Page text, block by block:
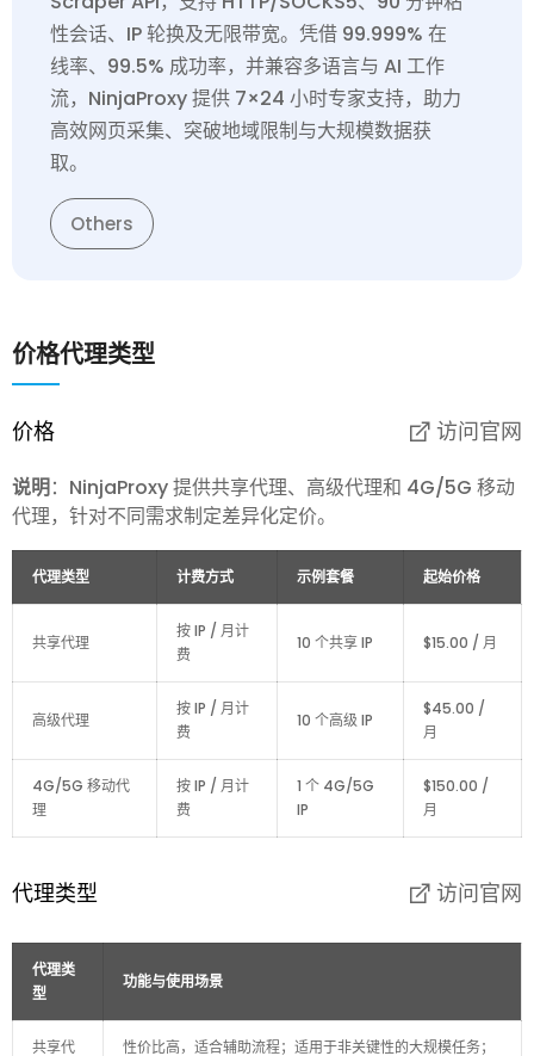
性会话、IP 轮换及无限带宽。凭借 99.999% 在
线率、99.5% 成功率，并兼容多语言与 AI 工作
流，NinjaProxy 提供 7×24 小时专家支持，助力
高效网页采集、突破地域限制与大规模数据获
取。
Others
价格代理类型
价格 访问官网
说明：NinjaProxy 提供共享代理、高级代理和 4G/5G 移动
代理，针对不同需求制定差异化定价。
代理类型 计费方式 示例套餐 起始价格
共享代理
按 IP / 月计
费
10 个共享 IP $15.00 / 月
高级代理
按 IP / 月计
费
10 个高级 IP
$45.00 /
月
4G/5G 移动代
理
按 IP / 月计
费
1 个 4G/5G
IP
$150.00 /
月
代理类型 访问官网
代理类
型
功能与使用场景
共享代
性价比高，适合辅助流程；适用于非关键性的大规模任务；